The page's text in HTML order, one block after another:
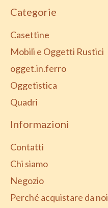
Categorie
Casettine
Mobili e Oggetti Rustici
ogget.in.ferro
Oggetistica
Quadri
Informazioni
Contatti
Chi siamo
Negozio
Perché acquistare da noi